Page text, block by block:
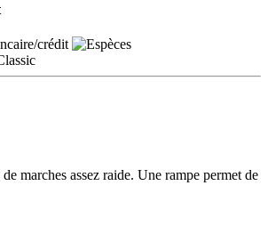
marches assez raide. Une rampe permet de